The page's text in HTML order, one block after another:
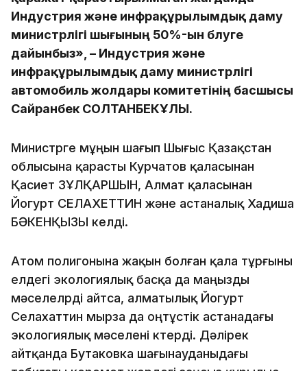
Индустрия және инфрақұрылымдық даму
министрлігі шығының 50%-ын бөлуге
дайынбыз», – Индустрия және
инфрақұрылымдық даму министрлігі
автомобиль жолдары комитетінің басшысы
Сайранбек СОЛТАНБЕКҰЛЫ.
Министрге мұңын шағып Шығыс Қазақстан
облысына қарасты Курчатов қаласынан
Қасиет ЗҰЛҚАРШЫН, Алмат қаласынан
Йогурт СЕЛАХЕТТИН және астаналық Хадиша
БӘКЕНҚЫЗЫ келді.
Атом полигонына жақын болған қала тұрғыны
елдегі экологиялық басқа да маңызды
мәселелрді айтса, алматылық Йогурт
Селахаттин мырза да оңтұстік астанадағы
экологиялық мәселені көтерді. Дәлірек
айтқанда Бутаковка шағынауданыдағы